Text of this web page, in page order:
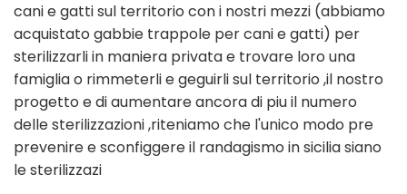
cani e gatti sul territorio con i nostri mezzi (abbiamo
acquistato gabbie trappole per cani e gatti) per
sterilizzarli in maniera privata e trovare loro una
famiglia o rimmeterli e geguirli sul territorio ,il nostro
progetto e di aumentare ancora di piu il numero
delle sterilizzazioni ,riteniamo che l'unico modo pre
prevenire e sconfiggere il randagismo in sicilia siano
le sterilizzazi